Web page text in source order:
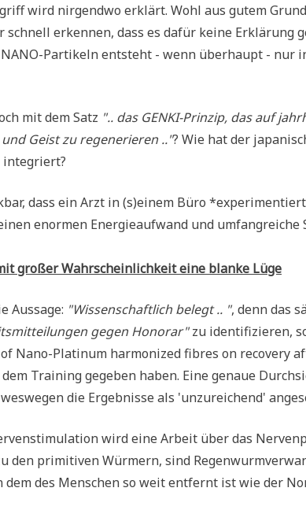
wird nir­gend­wo erklärt. Wohl aus gutem
schnell erken­nen, dass es dafür kei­ne Erklä­rung
Par­ti­keln ent­steht - wenn über­haupt - nur
mit dem Satz ".. das GEN­KI-Prin­zip, das auf
Geist zu rege­ne­rie­ren .."? Wie hat der
integriert?
dass ein Arzt in (s)einem Büro
enor­men Ener­gie­auf­wand und
gro­ßer Wahr­schein­lich­keit eine blan­ke Lüge
Aus­sa­ge: "Wis­sen­schaft­lich belegt .. ", denn das
gegen Hono­rar"zu iden­ti­fi­zie­ren,
Nano-Pla­ti­num har­mo­ni­zed fibres on reco­very
Trai­ning gege­ben haben. Eine genaue
die Ergeb­nis­se als 'unzu­rei­chend'
wird eine Arbeit über das
den pri­mi­ti­ven Wür­mern, sind
dem des Men­schen so weit ent­fernt ist wie der